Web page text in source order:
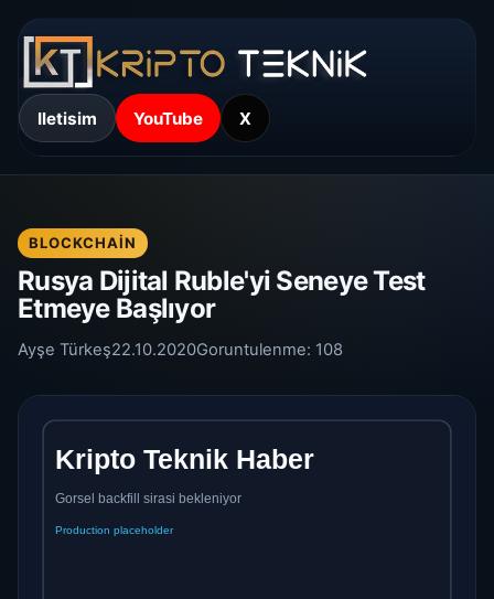
Iletisim YouTube X
BLOCKCHAIN
Rusya Dijital Ruble'yi Seneye Test
Etmeye Başlıyor
Ayşe Türkeş22.10.2020Goruntulenme: 108